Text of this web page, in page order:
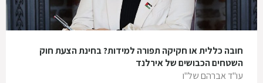
חובה כללית או חקיקה תפורה למידות? בחינת הצעת חוק
השטחים הכבושים של אירלנד
עו"ד אברהם של"ו